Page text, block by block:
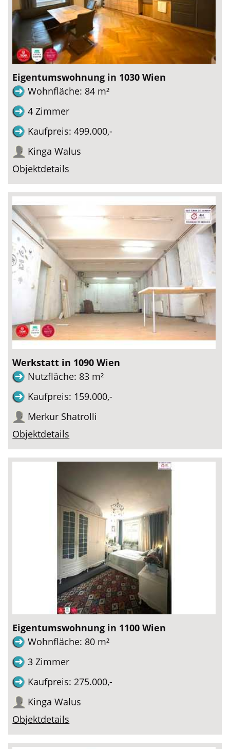
Eigentumswohnung in 1030 Wien
Wohnfläche: 84 m²
4 Zimmer
Kaufpreis: 499.000,-
Kinga Walus
Objektdetails
Werkstatt in 1090 Wien
Nutzfläche: 83 m²
Kaufpreis: 159.000,-
Merkur Shatrolli
Objektdetails
Eigentumswohnung in 1100 Wien
Wohnfläche: 80 m²
3 Zimmer
Kaufpreis: 275.000,-
Kinga Walus
Objektdetails